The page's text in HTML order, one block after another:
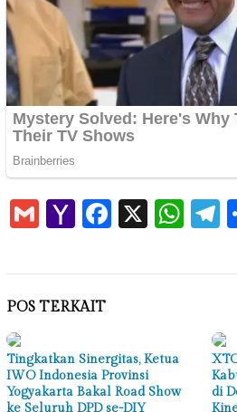
GmailYahooX
POS TERKAIT
Tingkatkan Sinergitas, Ketua
IWO Indonesia Provinsi
Yogyakarta Bakal Road Show
ke Seluruh DPD se-DIY
di